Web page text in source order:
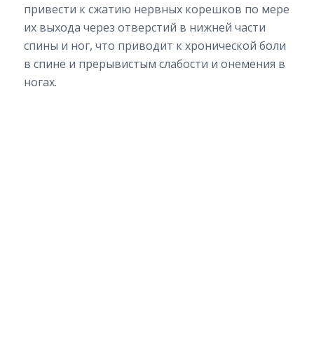
привести к сжатию нервных корешков по мере
их выхода через отверстий в нижней части
спины и ног, что приводит к хронической боли
в спине и прерывистым слабости и онемения в
ногах.